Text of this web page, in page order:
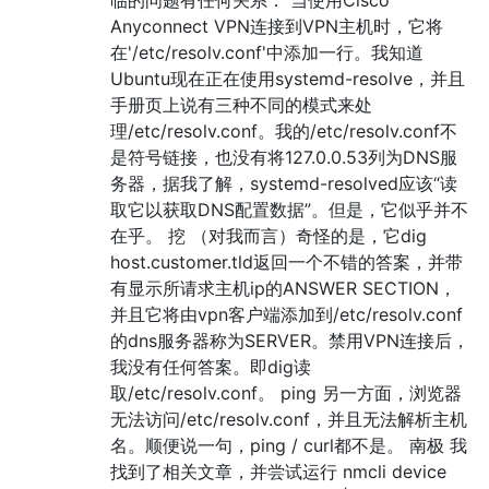
Anyconnect VPN连接到VPN主机时，它将
在'/etc/resolv.conf'中添加一行。我知道
Ubuntu现在正在使用systemd-resolve，并且
手册页上说有三种不同的模式来处
理/etc/resolv.conf。我的/etc/resolv.conf不
是符号链接，也没有将127.0.0.53列为DNS服
务器，据我了解，systemd-resolved应该“读
取它以获取DNS配置数据”。但是，它似乎并不
在乎。 挖 （对我而言）奇怪的是，它dig
host.customer.tld返回一个不错的答案，并带
有显示所请求主机ip的ANSWER SECTION，
并且它将由vpn客户端添加到/etc/resolv.conf
的dns服务器称为SERVER。禁用VPN连接后，
我没有任何答案。即dig读
取/etc/resolv.conf。 ping 另一方面，浏览器
无法访问/etc/resolv.conf，并且无法解析主机
名。顺便说一句，ping / curl都不是。 南极 我
找到了相关文章，并尝试运行 nmcli device